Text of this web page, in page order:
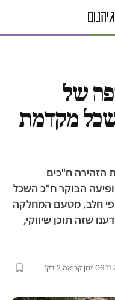
של
מקדמת
הזהירה ח"כים
הבוקר ח"כ השכל
חלב, מטעם המחלקה
שזה תוכן שיווקי,
·זמן קריאה 2 דק׳